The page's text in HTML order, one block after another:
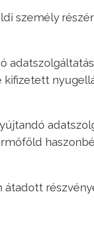
személy
kifizetett
átadott